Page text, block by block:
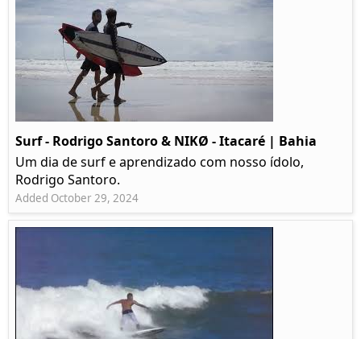
Surf - Rodrigo Santoro & NIKØ - Itacaré | Bahia
Um dia de surf e aprendizado com nosso ídolo,
Rodrigo Santoro.
Added October 29, 2024